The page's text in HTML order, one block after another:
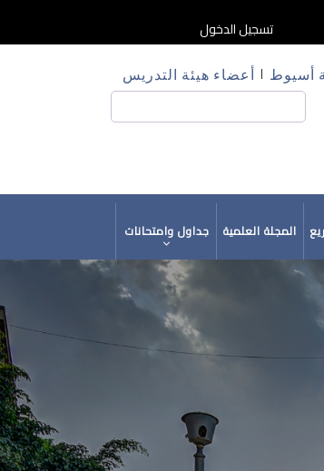
تسجيل الدخول
أسيوط أعضاء هيئة التدريس
المجلة العلمية جداول وامتحانات